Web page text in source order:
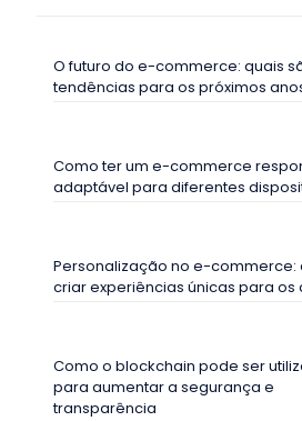
O futuro do e-commerce: quais
tendências para os próximos
Como ter um e-commerce
adaptável para diferentes
Personalização no e-commerce:
criar experiências únicas para os
Como o blockchain pode ser
para aumentar a segurança e
transparência